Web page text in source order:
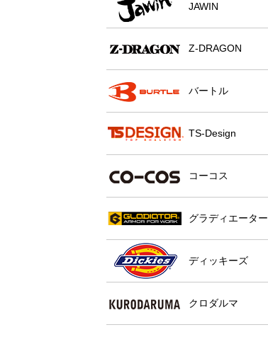
JAWIN
Z-DRAGON
バートル
TS-Design
コーコス
グラディエーター
ディッキーズ
クロダルマ